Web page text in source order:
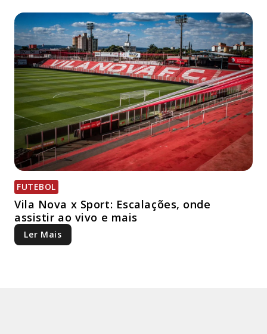
FUTEBOL
Vila Nova x Sport: Escalações, onde
assistir ao vivo e mais
Ler Mais